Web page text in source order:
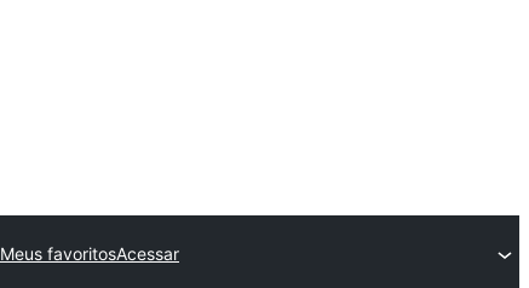
Meus favoritosAcessar